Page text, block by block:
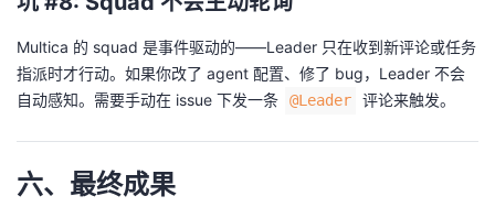
Multica 的 squad 是事件驱动的——Leader 只在收到新评论或任务
指派时才行动。如果你改了 agent 配置、修了 bug，Leader 不会
自动感知。需要手动在 issue 下发一条
@Leader 评论来触发。
六、最终成果